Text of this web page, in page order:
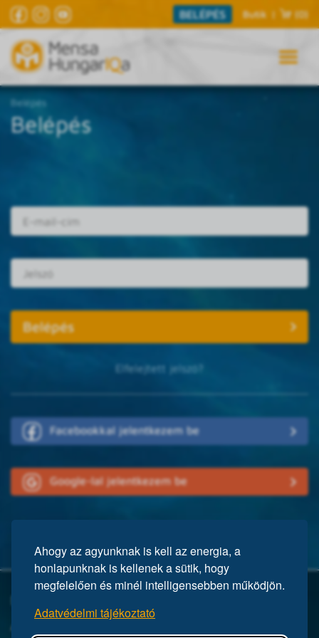
Ahogy az agyunknak is kell az energia, a
honlapunknak is kellenek a sütik, hogy
megfelelően és minél intelligensebben működjön.
Adatvédelmi tájékoztató
BELÉPÉS Butik | (0)
Belépés
Belépés
Elfelejtett jelszó?
Facebookkal jelentkezem be
Google-lal jelentkezem be
A Mensa egy nemzetközi egyesület, közel 150 ezer taggal a világ